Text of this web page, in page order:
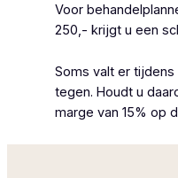
Voor
250,- krijgt u een
Soms valt er
tegen. Houdt u
marge van 15% op